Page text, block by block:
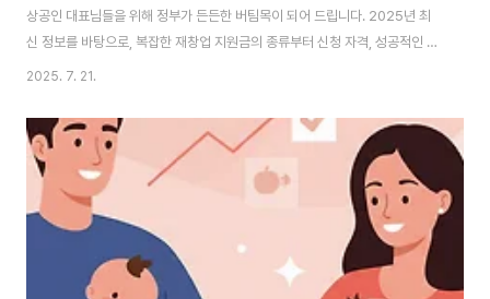
상공인 대표님들을 위해 정부가 든든한 버팀목이 되어 드립니다. 2025년 최
신 정보를 바탕으로, 복잡한 재창업 지원금의 종류부터 신청 자격, 성공적인 사
업 계획서 작성 팁까지, 이 글 하나로 모든 것을 명확하게 알려드립니다. 목차
통 절차 5단계신청 전 필수 체크리스트 4가지성공적인 재도전을 위한 최종 조
언2025년 주요 재창업 지원 사업 (중진공 vs 소진공)폐업 소상공인을 위한
재창업 지원은 크게 중소벤처기업진흥공단(중진공)과 소상공인시장진흥공단
(소진공) 두 기관을 통해 이루어집니다. 자금의 성격과 지원 방식에 차이가 있
으므로 본인에게 맞는 사업을..
2025. 7. 21.